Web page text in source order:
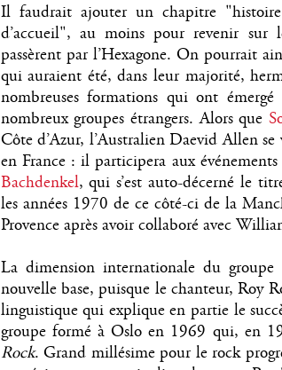
Il faudrait ajouter un chapitre
d’accueil", au moins pour revenir sur
passèrent par l’Hexagone. On pourrait
qui auraient été, dans leur majorité,
nombreuses formations qui ont
nombreux groupes étrangers. Alors que
Côte d’Azur, l’Australien Daevid Allen
en France : il participera aux
Bachdenkel, qui s’est auto-décerné le
les années 1970 de ce côté-ci de la
Provence après avoir collaboré avec
La dimension internationale du
nouvelle base, puisque le chanteur, Roy
linguistique qui explique en partie le
groupe formé à Oslo en 1969 qui, en
Rock. Grand millésime pour le rock